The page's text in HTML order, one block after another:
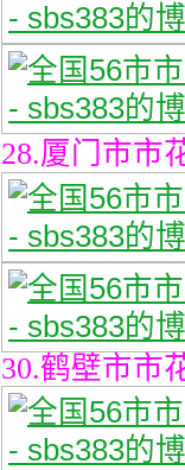
28.厦门市市
30.鹤壁市市